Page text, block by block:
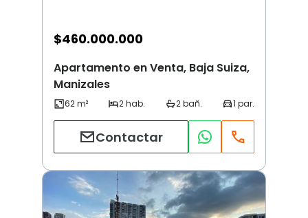
$460.000.000
Apartamento en Venta, Baja Suiza,
Manizales
Contactar